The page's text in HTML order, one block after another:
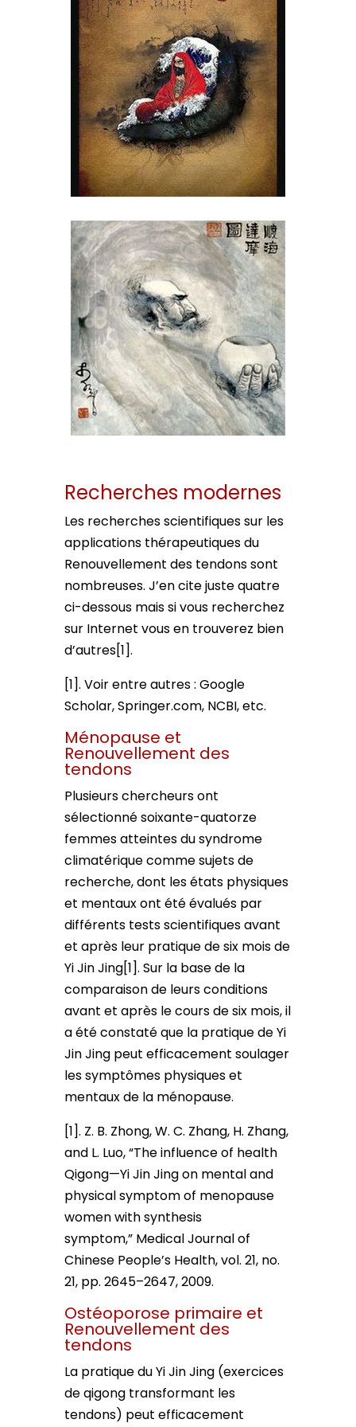
Recherches modernes
Les recherches scientifiques sur les
applications thérapeutiques du
Renouvellement des tendons sont
nombreuses. J’en cite juste quatre
ci-dessous mais si vous recherchez
sur Internet vous en trouverez bien
d’autres[1].
[1]. Voir entre autres : Google
Scholar, Springer.com, NCBI, etc.
Ménopause et
Renouvellement des
tendons
Plusieurs chercheurs ont
sélectionné soixante-quatorze
femmes atteintes du syndrome
climatérique comme sujets de
recherche, dont les états physiques
et mentaux ont été évalués par
différents tests scientifiques avant
et après leur pratique de six mois de
Yi Jin Jing[1]. Sur la base de la
comparaison de leurs conditions
avant et après le cours de six mois, il
a été constaté que la pratique de Yi
Jin Jing peut efficacement soulager
les symptômes physiques et
mentaux de la ménopause.
[1]. Z. B. Zhong, W. C. Zhang, H. Zhang,
and L. Luo, “The influence of health
Qigong—Yi Jin Jing on mental and
physical symptom of menopause
women with synthesis
symptom,” Medical Journal of
Chinese People’s Health, vol. 21, no.
21, pp. 2645–2647, 2009.
Ostéoporose primaire et
Renouvellement des
tendons
La pratique du Yi Jin Jing (exercices
de qigong transformant les
tendons) peut efficacement